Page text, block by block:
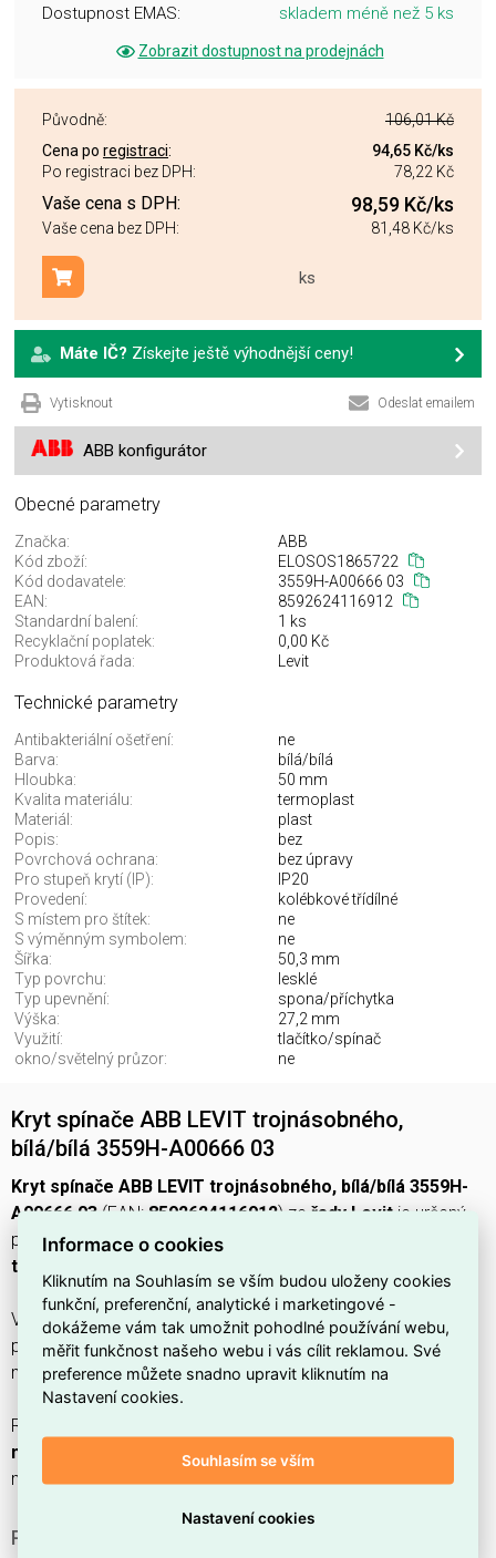
Dostupnost EMAS: skladem méně než 5 ks
Zobrazit dostupnost na prodejnách
Původně:
106,01 Kč
Cena po registraci: 94,65 Kč/ks
Po registraci bez DPH:
78,22 Kč
Vaše cena s DPH: 98,59 Kč/ks
Vaše cena bez DPH: 81,48 Kč/ks
ks
Přidat do košíku
Máte IČ? Získejte ještě výhodnější ceny!
Vytisknout Odeslat emailem
ABB konfigurátor
Obecné parametry
Značka:
ABB
Kód zboží:
ELOSOS1865722
Kód dodavatele:
3559H-A00666 03
EAN:
8592624116912
Standardní balení:
1 ks
Recyklační poplatek:
0,00 Kč
Produktová řada:
Levit
Technické parametry
Antibakteriální ošetření:
ne
Barva:
bílá/bílá
Hloubka:
50 mm
Kvalita materiálu:
termoplast
Materiál:
plast
Popis:
bez
Povrchová ochrana:
bez úpravy
Pro stupeň krytí (IP):
IP20
Provedení:
kolébkové třídílné
S místem pro štítek:
ne
S výměnným symbolem:
ne
Šířka:
50,3 mm
Typ povrchu:
lesklé
Typ upevnění:
spona/příchytka
Výška:
27,2 mm
Využití:
tlačítko/spínač
okno/světelný průzor:
ne
Kryt spínače ABB LEVIT trojnásobného,
bílá/bílá 3559H-A00666 03
Kryt spínače ABB LEVIT trojnásobného, bílá/bílá 3559H-
A00666 03 (EAN: 8592624116912) ze řady Levit je určený
pro kolébkové třídílnéprovedení a použití u
tlačítko/spínač
Vyrobený ztermoplastu (plast) v bílá/bíláslesklým
povrchem, bez povrchové ochrany, poskytuje krytí IP20
montáž pomocíspony/příchytky.
Rozměry jsou
mm
; neobsahuje antibakteriální ošetření, světelný průzor ani
místo pro štítek.
PROČ SI VYBRAT TENTO KRYT SPÍNAČE?
Informace o cookies
Kliknutím na Souhlasím se vším budou uloženy cookies
funkční, preferenční, analytické i marketingové -
dokážeme vám tak umožnit pohodlné používání webu,
měřit funkčnost našeho webu i vás cílit reklamou. Své
preference můžete snadno upravit kliknutím na
Nastavení cookies.
Souhlasím se vším
Nastavení cookies